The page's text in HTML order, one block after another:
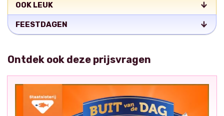
OOK LEUK
FEESTDAGEN
Ontdek ook deze prijsvragen